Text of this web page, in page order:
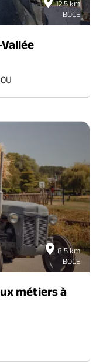
12.5 km
BOCE
8.5 km
BOCE
métiers à